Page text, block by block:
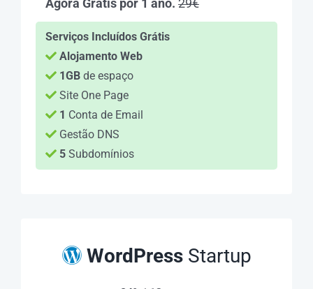
Agora Grátis por 1 ano. 29€
Serviços Incluídos Grátis
Alojamento Web
1GBde espaço
Site One Page
1 Conta de Email
Gestão DNS
5Subdomínios
WordPressStartup